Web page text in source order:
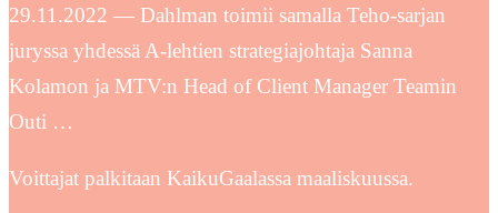
29.11.2022 — Dahlman toimii samalla Teho-sarjan
juryssa yhdessä A-lehtien strategiajohtaja Sanna
Kolamon ja MTV:n Head of Client Manager Teamin
Outi …
Voittajat palkitaan KaikuGaalassa maaliskuussa.